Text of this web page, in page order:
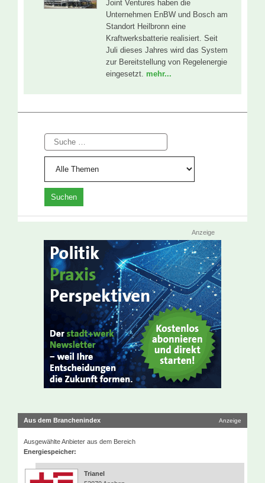
Joint Ventures haben die
Unternehmen EnBW und Bosch am
Standort Heilbronn eine
Kraftwerksbatterie realisiert. Seit
Juli dieses Jahres wird das System
zur Bereitstellung von Regelenergie
eingesetzt. mehr...
Suche
Anzeige
Aus dem Branchenindex Anzeige
Ausgewählte Anbieter aus dem Bereich
Energiespeicher:
Trianel